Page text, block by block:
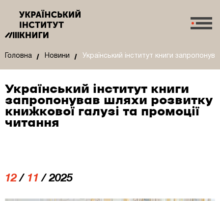
Головна Новини Український інститут книги
Український інститут книги
запропонував шляхи розвитку
книжкової галузі та промоції
читання
12/ 11 / 2025